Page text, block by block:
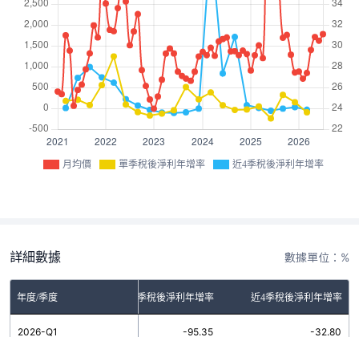
月均價 單季稅後淨利年增率 近4季稅後淨利年增率
詳細數據 數據單位：%
年度/季度 單季稅後淨利年增率 近4季稅後淨利年增率
2026-Q1 -95.35 -32.80